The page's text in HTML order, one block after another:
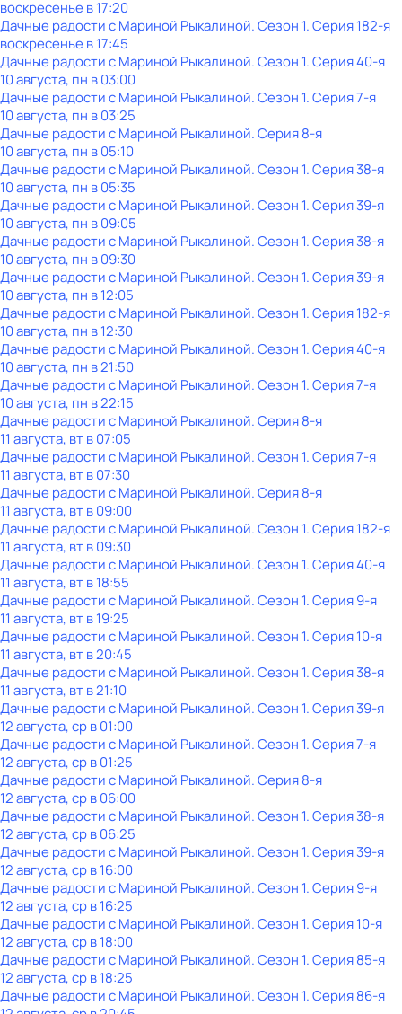
воскресенье в17:20
Дачные радости с Мариной Рыкалиной. Сезон 1. Серия 182-я
воскресенье в17:45
Дачные радости с Мариной Рыкалиной. Сезон 1. Серия 40-я
10 августа, пн в 03:00
Дачные радости с Мариной Рыкалиной. Сезон 1. Серия 7-я
10 августа, пн в 03:25
Дачные радости с Мариной Рыкалиной. Серия 8-я
10 августа, пн в 05:10
Дачные радости с Мариной Рыкалиной. Сезон 1. Серия 38-я
10 августа, пн в 05:35
Дачные радости с Мариной Рыкалиной. Сезон 1. Серия 39-я
10 августа, пн в 09:05
Дачные радости с Мариной Рыкалиной. Сезон 1. Серия 38-я
10 августа, пн в 09:30
Дачные радости с Мариной Рыкалиной. Сезон 1. Серия 39-я
10 августа, пн в 12:05
Дачные радости с Мариной Рыкалиной. Сезон 1. Серия 182-я
10 августа, пн в 12:30
Дачные радости с Мариной Рыкалиной. Сезон 1. Серия 40-я
10 августа, пн в 21:50
Дачные радости с Мариной Рыкалиной. Сезон 1. Серия 7-я
10 августа, пн в 22:15
Дачные радости с Мариной Рыкалиной. Серия 8-я
11 августа, вт в 07:05
Дачные радости с Мариной Рыкалиной. Сезон 1. Серия 7-я
11 августа, вт в 07:30
Дачные радости с Мариной Рыкалиной. Серия 8-я
11 августа, вт в 09:00
Дачные радости с Мариной Рыкалиной. Сезон 1. Серия 182-я
11 августа, вт в 09:30
Дачные радости с Мариной Рыкалиной. Сезон 1. Серия 40-я
11 августа, вт в 18:55
Дачные радости с Мариной Рыкалиной. Сезон 1. Серия 9-я
11 августа, вт в 19:25
Дачные радости с Мариной Рыкалиной. Сезон 1. Серия 10-я
11 августа, вт в 20:45
Дачные радости с Мариной Рыкалиной. Сезон 1. Серия 38-я
11 августа, вт в 21:10
Дачные радости с Мариной Рыкалиной. Сезон 1. Серия 39-я
12 августа, ср в 01:00
Дачные радости с Мариной Рыкалиной. Сезон 1. Серия 7-я
12 августа, ср в 01:25
Дачные радости с Мариной Рыкалиной. Серия 8-я
12 августа, ср в 06:00
Дачные радости с Мариной Рыкалиной. Сезон 1. Серия 38-я
12 августа, ср в 06:25
Дачные радости с Мариной Рыкалиной. Сезон 1. Серия 39-я
12 августа, ср в 16:00
Дачные радости с Мариной Рыкалиной. Сезон 1. Серия 9-я
12 августа, ср в 16:25
Дачные радости с Мариной Рыкалиной. Сезон 1. Серия 10-я
12 августа, ср в 18:00
Дачные радости с Мариной Рыкалиной. Сезон 1. Серия 85-я
12 августа, ср в 18:25
Дачные радости с Мариной Рыкалиной. Сезон 1. Серия 86-я